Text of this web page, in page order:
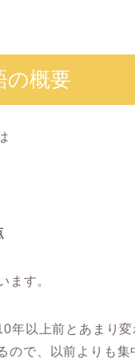
の概要
ます。
年以上前とあまり
ので、以前よりも集